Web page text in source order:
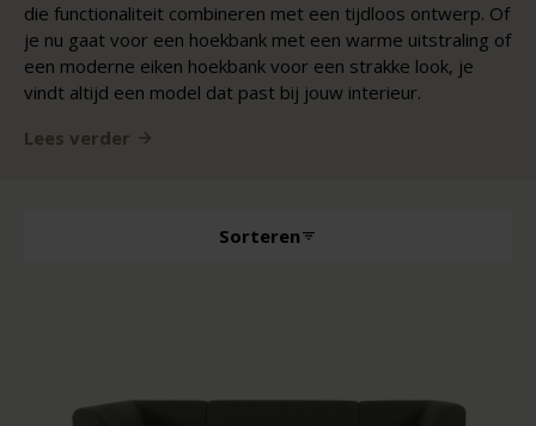
die functionaliteit combineren met een tijdloos ontwerp. Of
je nu gaat voor een hoekbank met een warme uitstraling of
een moderne eiken hoekbank voor een strakke look, je
vindt altijd een model dat past bij jouw interieur.
Lees verder
Sorteren